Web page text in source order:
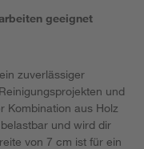
geeignet
zuverlässiger
und
Kombination aus Holz
und wird dir
von 7 cm ist für ein